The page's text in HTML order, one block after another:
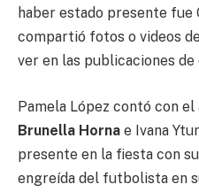
haber estado presente fue
compartió fotos o videos
ver en las publicaciones
Pamela López contó con el
Brunella Horna e Ivana
presente en la fiesta con
engreída del futbolista en